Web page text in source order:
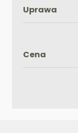
Uprawa
Cena